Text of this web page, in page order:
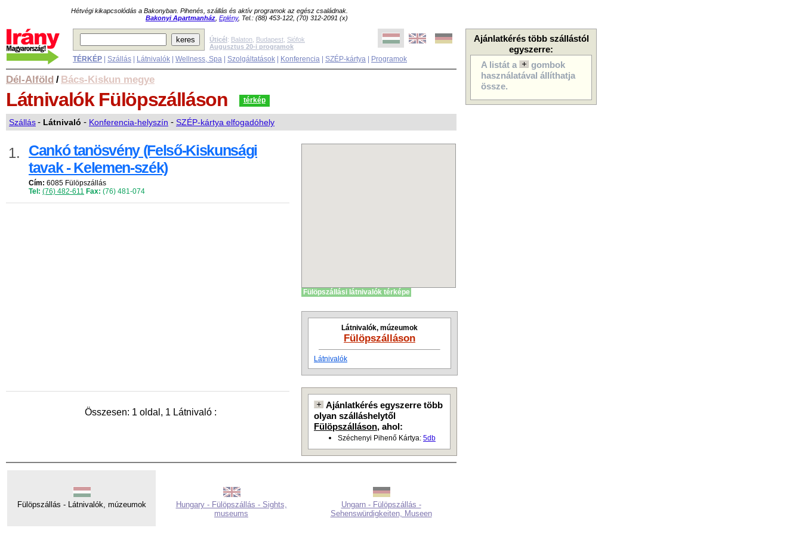
Hétvégi kikapcsolódás a Bakonyban. Pihenés, szállás és aktív programok az egész családnak.
Bakonyi Apartmanház Eplény, Tel.: (88) 453-122, (70) 312-2091 (x)
Ajánlatkérés több szállástól
egyszerre:
A listát a
gombok
használatával állíthatja
össze.
Úticél: Balaton Budapest Siófok
Augusztus 20-i programok
TÉRKÉP Szállás Látnivalók Wellness, Spa Szolgáltatások Konferencia SZÉP-kártya Programok
Dél-Alföld / Bács-Kiskun megye
Látnivalók Fülöpszálláson térkép
Szállás- Látnivaló - Konferencia-helyszín - SZÉP-kártya elfogadóhely
1.
Cankó tanösvény (Felső-Kiskunsági
tavak - Kelemen-szék)
Cím: 6085 Fülöpszállás
Tel: (76) 482-611 Fax: (76) 481-074
Összesen: 1 oldal, 1 Látnivaló :
Fülöpszállási látnivalók térképe
Látnivalók, múzeumok
Fülöpszálláson
Látnivalók
Ajánlatkérés egyszerre több
olyan szálláshelytől
Fülöpszálláson, ahol:
Széchenyi Pihenő Kártya: 5db
Fülöpszállás - Látnivalók, múzeumok
Hungary - Fülöpszállás - Sights,
museums
Ungarn - Fülöpszállás -
Sehenswürdigkeiten, Museen